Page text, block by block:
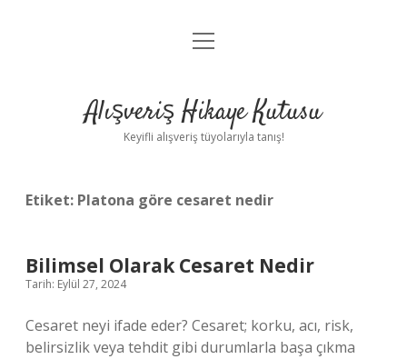
Anasayfa
Yasal Uyarı
menüyü
Alışveriş Hikaye Kutusu
Keyifli alışveriş tüyolarıyla tanış!
Etiket: Platona göre cesaret nedir
Bilimsel Olarak Cesaret Nedir
Tarih: Eylül 27, 2024
Cesaret neyi ifade eder? Cesaret; korku, acı, risk,
belirsizlik veya tehdit gibi durumlarla başa çıkma